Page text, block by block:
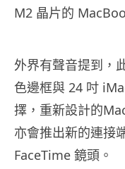
M2 晶片的
外界有聲音提到，
色邊框與 24 吋
擇，重新設計的
亦會推出新的連接
FaceTime 鏡頭。